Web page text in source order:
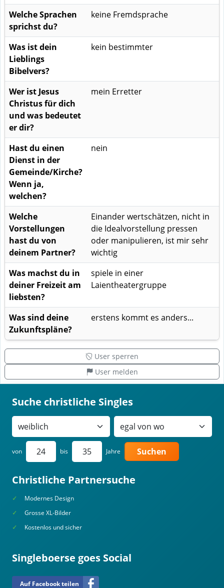
Welche Sprachen
sprichst du?
keine Fremdsprache
Was ist dein
Lieblings
Bibelvers?
kein bestimmter
Wer ist Jesus
Christus für dich
und was bedeutet
er dir?
mein Erretter
Hast du einen
Dienst in der
Gemeinde/Kirche?
Wenn ja,
welchen?
nein
Welche
Vorstellungen
hast du von
deinem Partner?
Einander wertschätzen, nicht in
die Idealvorstellung pressen
oder manipulieren, ist mir sehr
wichtig
Was machst du in
deiner Freizeit am
liebsten?
spiele in einer
Laientheatergruppe
Was sind deine
Zukunftspläne?
erstens kommt es anders...
User sperren
User melden
Suche christliche Singles
von bis Jahre Suchen
Christliche Partnersuche
Modernes Design
Grosse XL-Bilder
Kostenlos und sicher
Singleboerse goes Social
Auf Facebook teilen